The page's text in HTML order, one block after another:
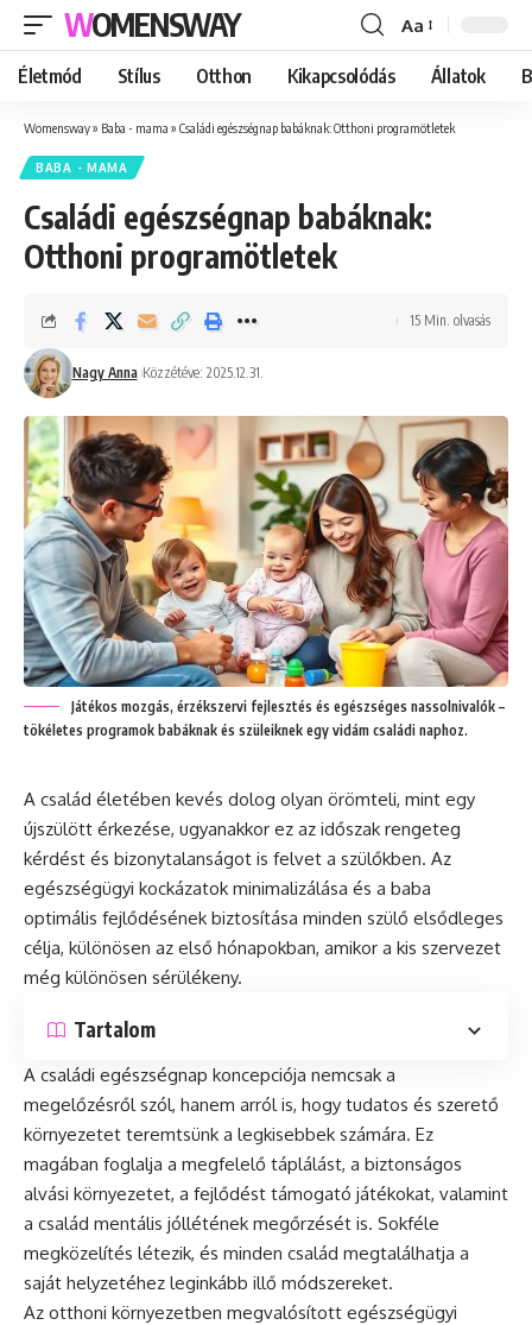
WOMENSWAY
Font
Resizer
Aa
Életmód Stílus Otthon Kikapcsolódás Állatok
Womensway» Baba - mama » Családi egészségnap babáknak: Otthoni programötletek
BABA - MAMA
Családi egészségnap babáknak:
Otthoni programötletek
Nagy Anna Közzétéve: 2025.12.31.
15 Min. olvasás
Játékos mozgás, érzékszervi fejlesztés és egészséges nassolnivalók –
tökéletes programok babáknak és szüleiknek egy vidám családi naphoz.
A család életében kevés dolog olyan örömteli, mint egy
újszülött érkezése, ugyanakkor ez az időszak rengeteg
kérdést és bizonytalanságot is felvet a szülőkben. Az
egészségügyi kockázatok minimalizálása és a baba
optimális fejlődésének biztosítása minden szülő elsődleges
célja, különösen az első hónapokban, amikor a kis szervezet
még különösen sérülékeny.
Tartalom
A családi egészségnap koncepciója nemcsak a
megelőzésről szól, hanem arról is, hogy tudatos és szerető
környezetet teremtsünk a legkisebbek számára. Ez
magában foglalja a megfelelő táplálást, a biztonságos
alvási környezetet, a fejlődést támogató játékokat, valamint
a család mentális jóllétének megőrzését is. Sokféle
megközelítés létezik, és minden család megtalálhatja a
saját helyzetéhez leginkább illő módszereket.
Az otthoni környezetben megvalósított egészségügyi